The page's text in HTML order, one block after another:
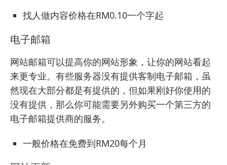
找人做内容价格在RM0.10一个字起
电子邮箱
网站邮箱可以提高你的网站形象，让你的网站看起
来更专业。有些服务器没有提供客制电子邮箱，虽
然现在大部分都是有提供的，但如果刚好你使用的
没有提供，那么你可能需要另外购买一个第三方的
电子邮箱提供商的服务。
一般价格在免费到RM20每个月